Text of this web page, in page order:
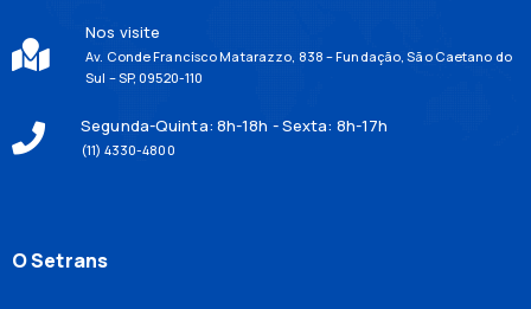
Nos visite
Av. Conde Francisco Matarazzo, 838 – Fundação, São Caetano do
Sul – SP, 09520-110
Segunda-Quinta: 8h-18h - Sexta: 8h-17h
(11) 4330-4800
O Setrans